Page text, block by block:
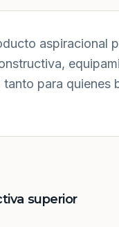
aspiracional
para
superior